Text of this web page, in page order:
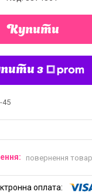
Купити
з
45
повернення